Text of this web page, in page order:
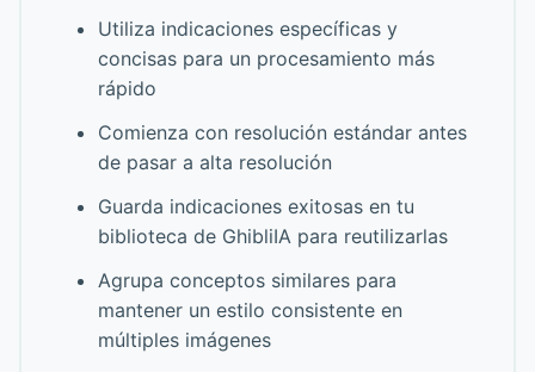
Utiliza indicaciones específicas y
concisas para un procesamiento más
rápido
Comienza con resolución estándar antes
de pasar a alta resolución
Guarda indicaciones exitosas en tu
biblioteca de GhibliIA para reutilizarlas
Agrupa conceptos similares para
mantener un estilo consistente en
múltiples imágenes